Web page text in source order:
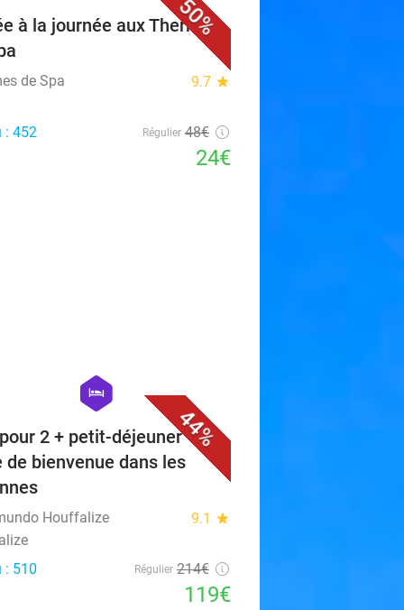
50%
à la journée aux Thermes
de Spa 9.7 star
: 452
Régulier 48€
24€
44%
hexagon
hotel
2 + petit-déjeuner +
de bienvenue dans les
Houffalize 9.1 star
: 510
Régulier 214€
119€